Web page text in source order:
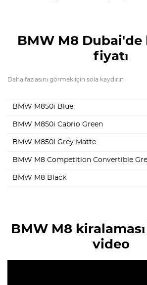
BMW M8
fiyatı
Daha fazlasını görmek için sola kaydırın
BMW M850i Blue
BMW M850i Cabrio Green
BMW M850I Grey Matte
BMW M8 Competition Convertible
BMW M8 Black
BMW M8
video